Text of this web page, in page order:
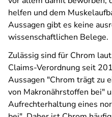
helfen und dem
Aussagen gibt es keine
wissenschaftlichen Belege.
Zulässig sind für Chrom
Claims-Verordnung seit
Aussagen "Chrom trägt zu
von Makronährstoffen bei"
Aufrechterhaltung eines